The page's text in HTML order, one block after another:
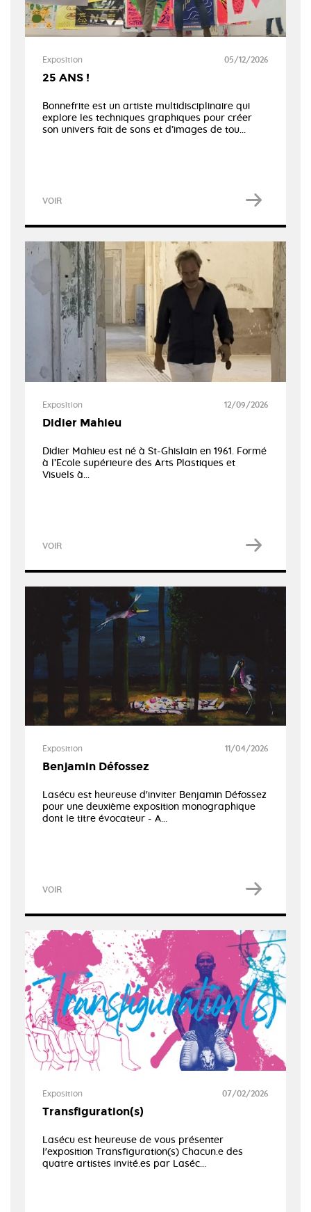
Exposition 05/12/2026
25 ANS !
Bonnefrite est un artiste multidisciplinaire qui
explore les techniques graphiques pour créer
son univers fait de sons et d’images de tou...
VOIR
Exposition 12/09/2026
Didier Mahieu
Didier Mahieu est né à St-Ghislain en 1961. Formé
à l’Ecole supérieure des Arts Plastiques et
Visuels à...
VOIR
Exposition 11/04/2026
Benjamin Défossez
Lasécu est heureuse d'inviter Benjamin Défossez
pour une deuxième exposition monographique
dont le titre évocateur - A...
VOIR
Exposition 07/02/2026
Transfiguration(s)
Lasécu est heureuse de vous présenter
l'exposition Transfiguration(s) Chacun.e des
quatre artistes invité.es par Laséc...